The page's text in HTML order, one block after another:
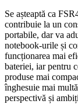
Se așteaptă ca
contribuie la un
portabile, dar va
notebook-urile și
funcționarea mai
bateriei, iar pentru
produse mai
înghesuie mai
perspectivă și